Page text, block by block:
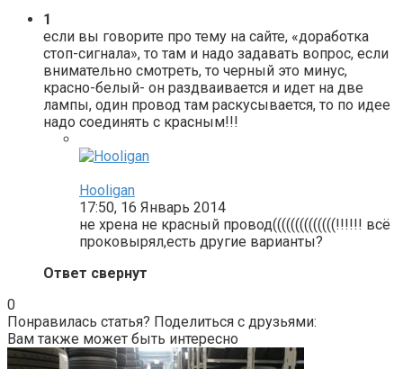
1
если вы говорите про тему на сайте, «доработка
стоп-сигнала», то там и надо задавать вопрос, если
внимательно смотреть, то черный это минус,
красно-белый- он раздваивается и идет на две
лампы, один провод там раскусывается, то по идее
надо соединять с красным!!!
Hooligan
17:50, 16 Январь 2014
не хрена не красный провод((((((((((((((!!!!!! всё
проковырял,есть другие варианты?
Ответ свернут
0
Понравилась статья? Поделиться с друзьями:
Вам также может быть интересно